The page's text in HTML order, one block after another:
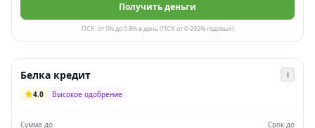
Получить деньги
ПСК: от 0% до 0.8% в день (ПСК от 0-292% годовых)
Белка кредит
i
4.0
Высокое одобрение
Сумма до Срок до